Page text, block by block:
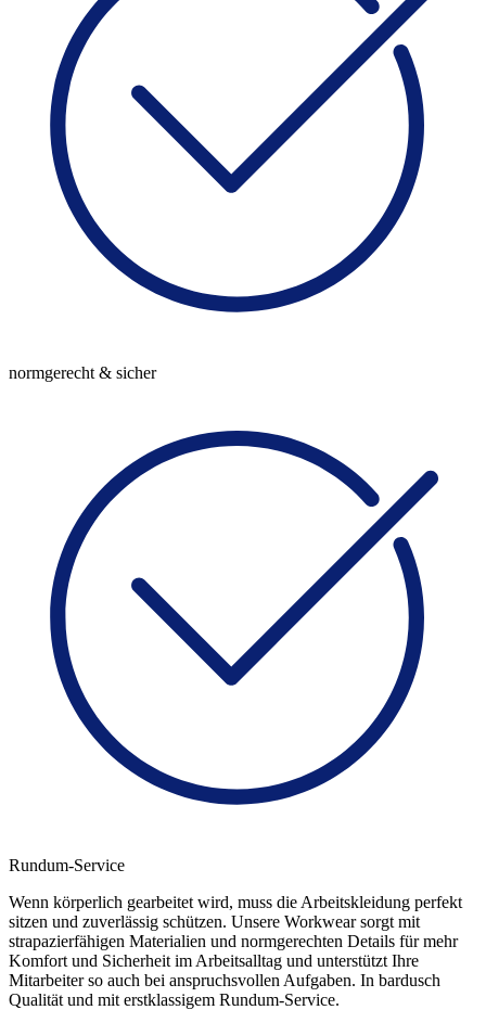
normgerecht & sicher
Rundum-Service
Wenn körperlich gearbeitet wird, muss die Arbeitskleidung perfekt
sitzen und zuverlässig schützen. Unsere Workwear sorgt mit
strapazierfähigen Materialien und normgerechten Details für mehr
Komfort und Sicherheit im Arbeitsalltag und unterstützt Ihre
Mitarbeiter so auch bei anspruchsvollen Aufgaben. In bardusch
Qualität und mit erstklassigem Rundum-Service.